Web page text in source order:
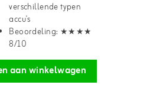
verschillende typen
accu's
Beoordeling: ★★★★
8/10
aan winkelwagen